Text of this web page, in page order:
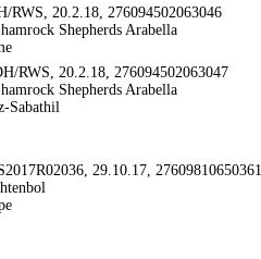
RWS, 20.2.18, 276094502063046
Shepherds Arabella
RWS, 20.2.18, 276094502063047
Shepherds Arabella
Sabathil
29.10.17,